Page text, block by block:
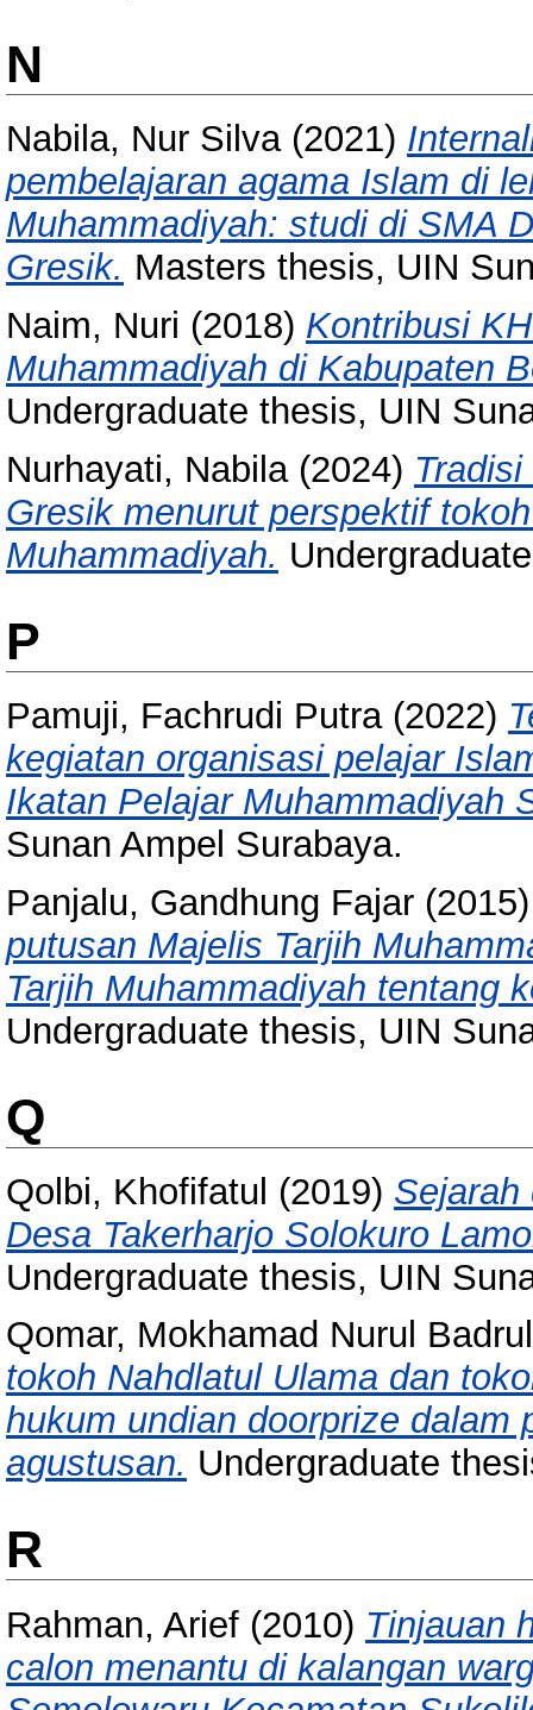
N
Nabila, Nur Silva(2021)
pembelajaran agama Islam di
Muhammadiyah: studi di SMA
Gresik. Masters thesis, UIN
Naim, Nuri (2018) Kontribusi
Muhammadiyah di Kabupaten
Undergraduate thesis, UIN
Nurhayati, Nabila(2024)
Gresik menurut perspektif
Muhammadiyah.
P
Pamuji, Fachrudi Putra(2022)
kegiatan organisasi pelajar
Ikatan Pelajar Muhammadiyah
Sunan Ampel Surabaya.
Panjalu, Gandhung Fajar
putusan Majelis Tarjih
Tarjih Muhammadiyah tentang
Undergraduate thesis, UIN
Q
Qolbi, Khofifatul (2019) Sejarah
Desa Takerharjo Solokuro
Undergraduate thesis, UIN
Qomar, Mokhamad Nurul Badrul
tokoh Nahdlatul Ulama dan
hukum undian doorprize dalam
agustusan. Undergraduate
R
Rahman, Arief (2010) Tinjauan
calon menantu di kalangan